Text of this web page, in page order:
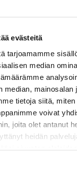
evästeitä
tarjoamamme
median
median, mainosalan
tietoja siitä,
voivat
joita olet antanut
heidän